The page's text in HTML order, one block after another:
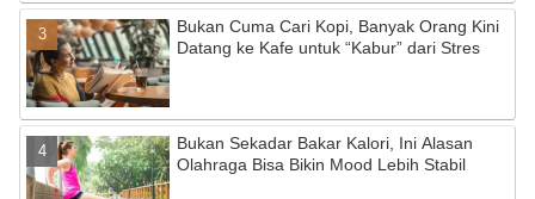
n
n
el
Bukan Cuma Cari Kopi, Banyak Orang Kini
Datang ke Kafe untuk “Kabur” dari Stres
Bukan Sekadar Bakar Kalori, Ini Alasan
Olahraga Bisa Bikin Mood Lebih Stabil